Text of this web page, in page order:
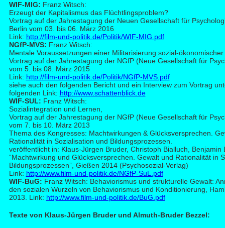
WIF-MIG: Franz Witsch:
Erzeugt der Kapitalismus das Flüchtlingsproblem?
Vortrag auf der Jahrestagung der Neuen Gesellschaft für
Berlin vom 03. bis 06. März 2016
Link: http://film-und-politik.de/Politik/WIF-MIG.pdf
NGfP-MVS: Franz Witsch:
Mentale Voraussetzungen einer Militarisierung sozial-
Vortrag auf der Jahrestagung der NGfP (Neue Gesellschaft für
vom 5. bis 08. März 2015
Link: http://film-und-politik.de/Politik/NGfP-MVS.pdf
siehe auch den folgenden Bericht und ein Interview zum Vortrag
folgenden Link: http://www.schattenblick.de
WIF-SUL: Franz Witsch:
Sozialintegration und Lernen,
Vortrag auf der Jahrestagung der NGfP (Neue Gesellschaft für
vom 7. bis 10. März 2013
Thema des Kongresses: Machtwirkungen & Glücksversprechen.
Rationalität in Sozialisation und Bildungsprozessen.
veröffentlicht in: Klaus-Jürgen Bruder, Christoph Bialluch, Benjamin
“Machtwirkung und Glücksversprechen. Gewalt und Rationalität in
Bildungsprozessen”, Gießen 2014 (Psychosozial-Verlag)
Link: http://www.film-und-politik.de/NGfP-SuL.pdf
WIF-BuG: Franz Witsch: Behaviorismus und strukturelle Gewalt:
den sozialen Wurzeln von Behaviorismus und Konditionierung,
2013. Link: http://www.film-und-politik.de/BuG.pdf
Texte von Klaus-Jürgen Bruder und Almuth-Bruder Bezzel: